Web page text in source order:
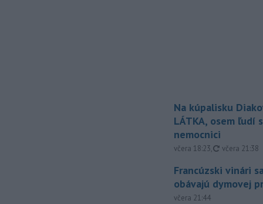
Na kúpalisku
LÁTKA, osem ľudí
nemocnici
včera 18:23, aktualizované
včera 21:38
Francúzski vinári
obávajú dymovej
včera 21:44